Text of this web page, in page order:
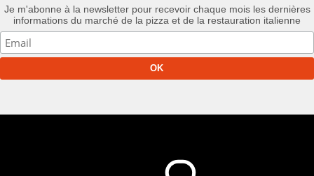
Je m'abonne à la newsletter pour recevoir chaque mois les dernières
informations du marché de la pizza et de la restauration italienne